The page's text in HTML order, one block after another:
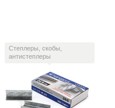
Степлеры, скобы,
антистеплеры